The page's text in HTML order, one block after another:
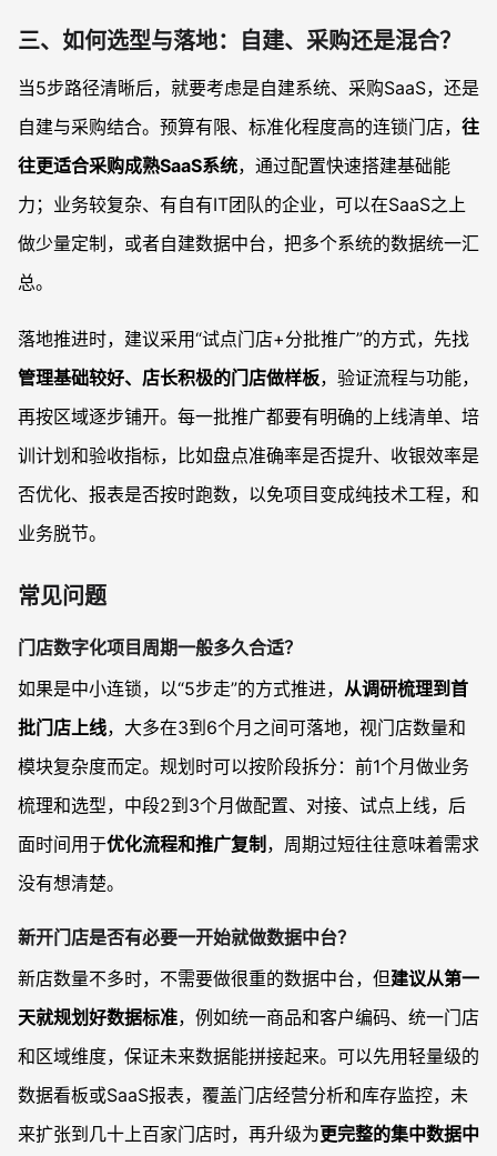
三、如何选型与落地：自建、采购还是混合？
当5步路径清晰后，就要考虑是自建系统、采购SaaS，还是
自建与采购结合。预算有限、标准化程度高的连锁门店， 往
往更适合采购成熟SaaS系统，通过配置快速搭建基础能
力；业务较复杂、有自有IT团队的企业，可以在SaaS之上
做少量定制，或者自建数据中台，把多个系统的数据统一汇
总。
落地推进时，建议采用“试点门店+分批推广”的方式，先找
管理基础较好、店长积极的门店做样板，验证流程与功能，
再按区域逐步铺开。每一批推广都要有明确的上线清单、培
训计划和验收指标，比如盘点准确率是否提升、收银效率是
否优化、报表是否按时跑数，以免项目变成纯技术工程，和
业务脱节。
常见问题
门店数字化项目周期一般多久合适？
如果是中小连锁，以“5步走”的方式推进， 从调研梳理到首
批门店上线，大多在3到6个月之间可落地，视门店数量和
模块复杂度而定。规划时可以按阶段拆分：前1个月做业务
梳理和选型，中段2到3个月做配置、对接、试点上线，后
面时间用于优化流程和推广复制 ，周期过短往往意味着需求
没有想清楚。
新开门店是否有必要一开始就做数据中台？
新店数量不多时，不需要做很重的数据中台，但建议从第一
天就规划好数据标准，例如统一商品和客户编码、统一门店
和区域维度，保证未来数据能拼接起来。可以先用轻量级的
数据看板或SaaS报表，覆盖门店经营分析和库存监控，未
来扩张到几十上百家门店时，再升级为更完整的集中数据中